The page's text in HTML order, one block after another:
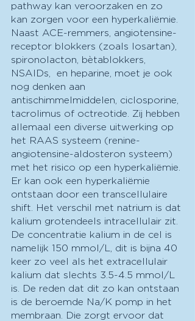
pathway kan veroorzaken en zo
kan zorgen voor een hyperkaliëmie.
Naast ACE-remmers, angiotensine-
receptor blokkers (zoals losartan),
spironolacton, bètablokkers,
NSAIDs,  en heparine, moet je ook
nog denken aan
antischimmelmiddelen, ciclosporine,
tacrolimus of octreotide. Zij hebben
allemaal een diverse uitwerking op
het RAAS systeem (renine-
angiotensine-aldosteron systeem)
met het risico op een hyperkaliëmie.
Er kan ook een hyperkaliëmie
ontstaan door een transcellulaire
shift. Het verschil met natrium is dat
kalium grotendeels intracellulair zit.
De concentratie kalium in de cel is
namelijk 150 mmol/L, dit is bijna 40
keer zo veel als het extracellulair
kalium dat slechts 3.5-4.5 mmol/L
is. De reden dat dit zo kan ontstaan
is de beroemde Na/K pomp in het
membraan. Die zorgt ervoor dat